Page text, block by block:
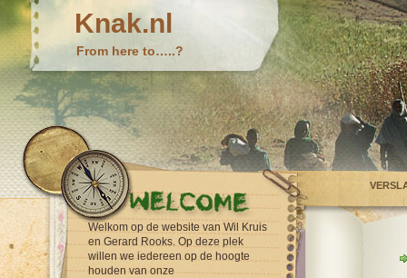
Knak.nl
From here to…..?
Welkom op de website van Wil Kruis
en Gerard Rooks. Op deze plek
willen we iedereen op de hoogte
houden van onze